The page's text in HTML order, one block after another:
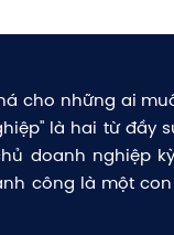
cho những ai
là hai từ đầy
doanh nghiệp
công là một